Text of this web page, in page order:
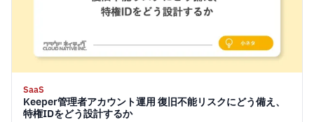
SaaS
Keeper管理者アカウント運用 復旧不能リスクにどう備え、
特権IDをどう設計するか